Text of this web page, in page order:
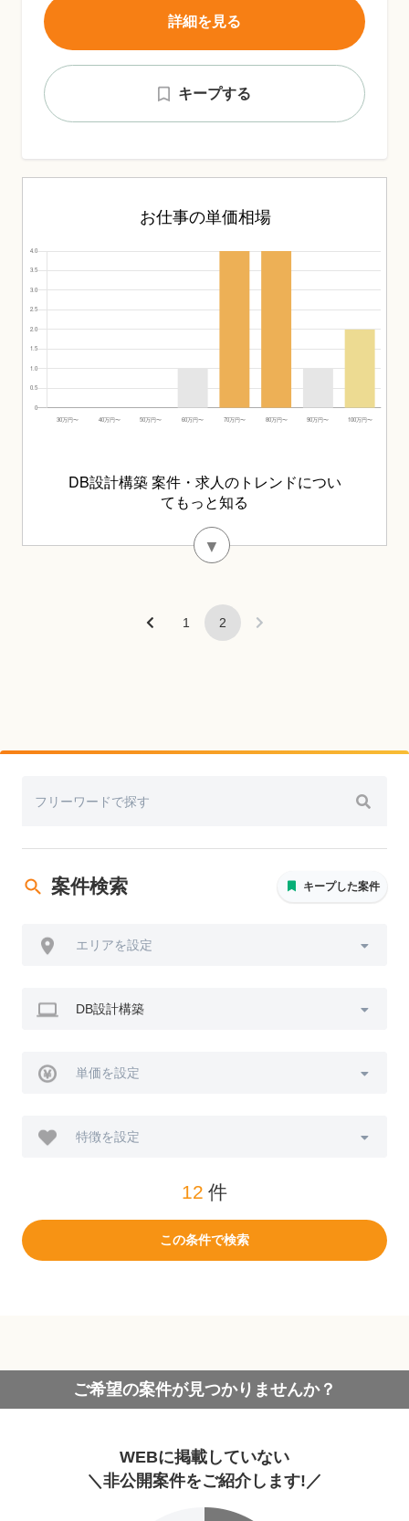
キープする
詳細を見る
お仕事の単価相場
▼
DB設計構築 案件・求人のトレンドについ
てもっと知る
1 2
案件検索 キープした案件
エリアを設定
DB設計構築
単価を設定
特徴を設定
12 件
この条件で検索
ご希望の案件が見つかりませんか？
WEBに掲載していない
＼非公開案件をご紹介します!／